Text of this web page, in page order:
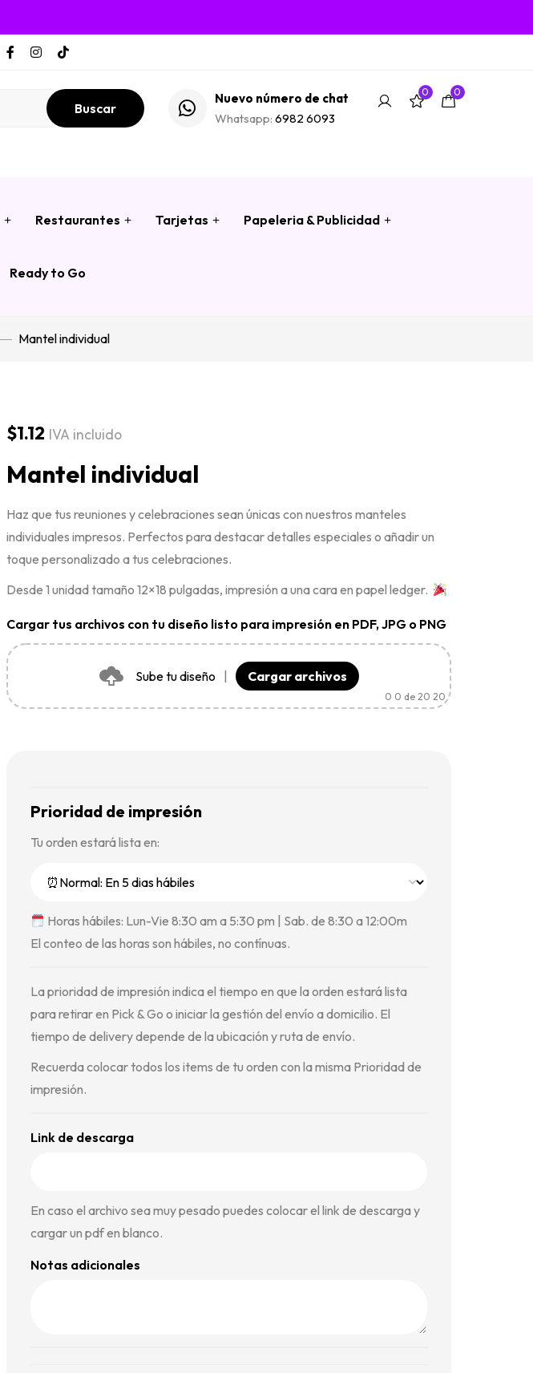
Buscar
Nuevo número de chat
Whatsapp: 6982 6093
0 0
Restaurantes Tarjetas Papeleria & Publicidad
Ready to Go
Mantel individual
$1.12 IVA incluido
Mantel individual
Haz que tus reuniones y celebraciones sean únicas con nuestros manteles
individuales impresos. Perfectos para destacar detalles especiales o añadir un
toque personalizado a tus celebraciones.
Desde 1 unidad tamaño 12×18 pulgadas, impresión a una cara en papel ledger.
Cargar tus archivos con tu diseño listo para impresión en PDF, JPG o PNG
Sube tu diseño Cargar archivos
0 0 de 20 20
Prioridad de impresión
Tu orden estará lista en:
Horas hábiles: Lun-Vie 8:30 am a 5:30 pm | Sab. de 8:30 a 12:00m
El conteo de las horas son hábiles, no contínuas.
La prioridad de impresión indica el tiempo en que la orden estará lista
para retirar en Pick & Go o iniciar la gestión del envío a domicilio. El
tiempo de delivery depende de la ubicación y ruta de envío.
Recuerda colocar todos los items de tu orden con la misma Prioridad de
impresión.
Link de descarga
En caso el archivo sea muy pesado puedes colocar el link de descarga y
cargar un pdf en blanco.
Notas adicionales